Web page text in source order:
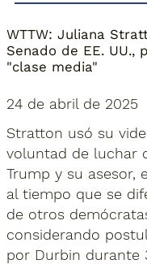
WTTW: Juliana
Senado de EE. UU.,
"clase media"
24 de abril de 2025
Stratton usó su
voluntad de luchar
Trump y su asesor,
al tiempo que se
de otros
considerando
por Durbin durante